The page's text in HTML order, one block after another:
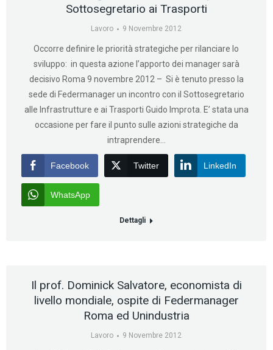
Sottosegretario ai Trasporti
Lavoro 9 Novembre 2012
Occorre definire le priorità strategiche per rilanciare lo
sviluppo: in questa azione l’apporto dei manager sarà
decisivo Roma 9 novembre 2012 – Si è tenuto presso la
sede di Federmanager un incontro con il Sottosegretario
alle Infrastrutture e ai Trasporti Guido Improta. E’ stata una
occasione per fare il punto sulle azioni strategiche da
intraprendere…
Facebook Twitter LinkedIn
WhatsApp
Dettagli
Il prof. Dominick Salvatore, economista di
livello mondiale, ospite di Federmanager
Roma ed Unindustria
Lavoro 9 Novembre 2012